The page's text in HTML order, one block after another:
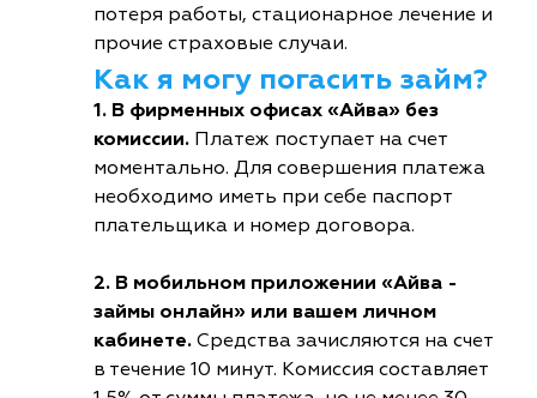
потеря работы, стационарное лечение и
прочие страховые случаи.
Как я могу погасить займ?
1. В фирменных офисах «Айва» без
комиссии. Платеж поступает на счет
моментально. Для совершения платежа
необходимо иметь при себе паспорт
плательщика и номер договора.
2. В мобильном приложении «Айва -
займы онлайн» или вашем личном
кабинете. Средства зачисляются на счет
в течение 10 минут. Комиссия составляет